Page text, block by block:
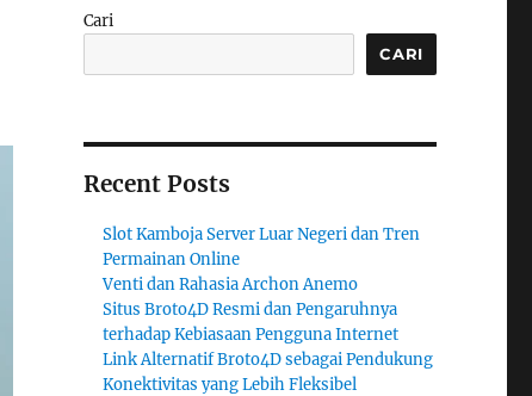
Cari
CARI
Recent Posts
Slot Kamboja Server Luar Negeri dan Tren
Permainan Online
Venti dan Rahasia Archon Anemo
Situs Broto4D Resmi dan Pengaruhnya
terhadap Kebiasaan Pengguna Internet
Link Alternatif Broto4D sebagai Pendukung
Konektivitas yang Lebih Fleksibel